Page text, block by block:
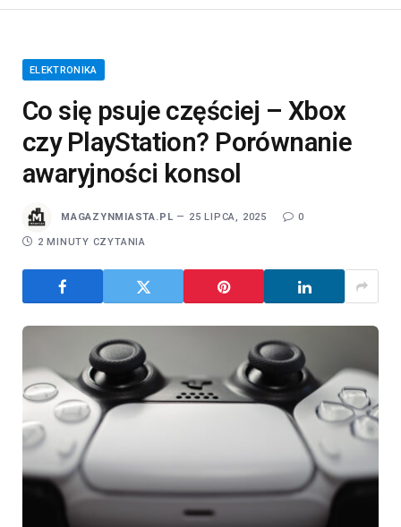
ELEKTRONIKA
Co się psuje częściej – Xbox
czy PlayStation? Porównanie
awaryjności konsol
MAGAZYNMIASTA.PL 25 LIPCA, 2025 0
2 MINUTY CZYTANIA